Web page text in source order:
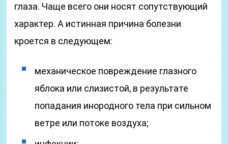
глаза. Чаще всего они носят сопутствующий
характер. А истинная причина болезни
кроется в следующем:
механическое повреждение глазного
яблока или слизистой, в результате
попадания инородного тела при сильном
ветре или потоке воздуха;